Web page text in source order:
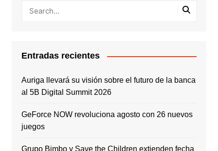
Entradas recientes
Auriga llevará su visión sobre el futuro de la banca
al 5B Digital Summit 2026
GeForce NOW revoluciona agosto con 26 nuevos
juegos
Grupo Bimbo y Save the Children extienden fecha